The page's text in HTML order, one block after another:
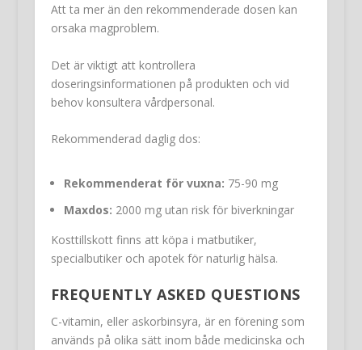
Att ta mer än den rekommenderade dosen kan
orsaka magproblem.
Det är viktigt att kontrollera
doseringsinformationen på produkten och vid
behov konsultera vårdpersonal.
Rekommenderad daglig dos:
Rekommenderat för vuxna: 75-90 mg
Maxdos: 2000 mg utan risk för biverkningar
Kosttillskott finns att köpa i matbutiker,
specialbutiker och apotek för naturlig hälsa.
FREQUENTLY ASKED QUESTIONS
C-vitamin, eller askorbinsyra, är en förening som
används på olika sätt inom både medicinska och